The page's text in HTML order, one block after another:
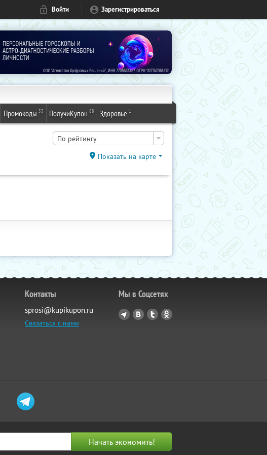
Войти Зарегистрироваться
Промокоды 53 ПолучиКупон 88 Здоровье 1
По рейтингу
Показать на карте
Контакты
sprosi@kupikupon.ru
Связаться с нами
Мы в Соцсетях